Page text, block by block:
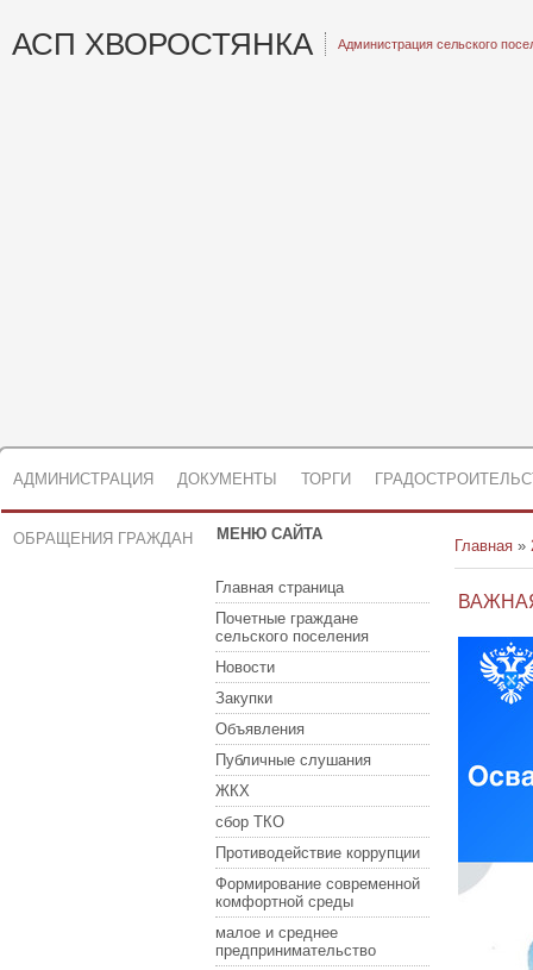
АСП ХВОРОСТЯНКА Администрация сельского
АДМИНИСТРАЦИЯ ДОКУМЕНТЫ ТОРГИ
ОБРАЩЕНИЯ ГРАЖДАН МЕНЮ САЙТА
Главная страница
Почетные граждане
сельского поселения
Новости
Закупки
Объявления
Публичные слушания
ЖКХ
сбор ТКО
Противодействие коррупции
Формирование современной
комфортной среды
малое и среднее
предпринимательство
Главная »